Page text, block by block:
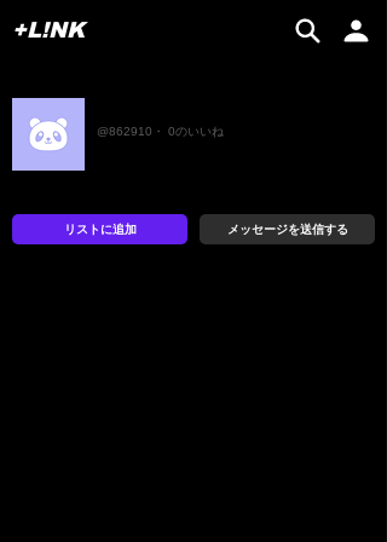
+L!NK
@862910・ 0のいいね
リストに追加 メッセージを送信する